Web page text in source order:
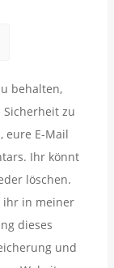
behalten,
zu
eure E-Mail
Ihr könnt
löschen.
ihr in meiner
dieses
und